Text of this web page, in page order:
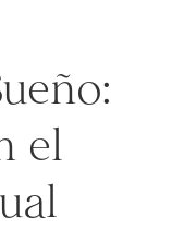
el